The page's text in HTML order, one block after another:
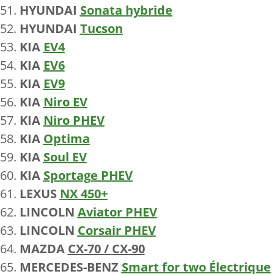
HYUNDAI Sonata hybride
HYUNDAI Tucson
KIA EV4
KIA EV6
KIA EV9
KIA Niro EV
KIA Niro PHEV
KIA Optima
KIA Soul EV
KIA Sportage PHEV
LEXUS NX 450+
LINCOLN Aviator PHEV
LINCOLN Corsair PHEV
MAZDA CX-70 / CX-90
MERCEDES-BENZ Smart for two Électrique